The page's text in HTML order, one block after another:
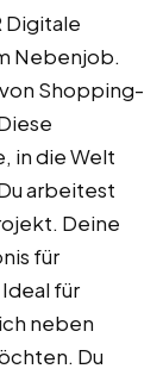
Digitale
Nebenjob.
Shopping-
in die Welt
arbeitest
Deine
für
für
neben
Du